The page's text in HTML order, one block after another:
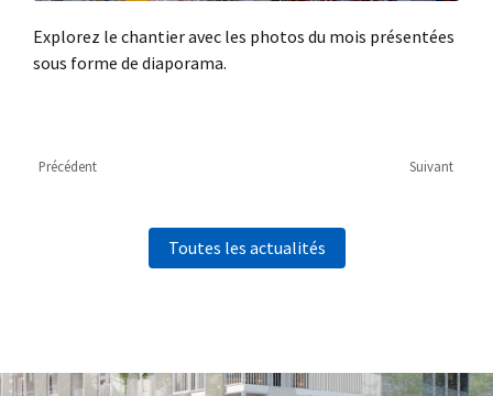
Explorez le chantier avec les photos du mois présentées
sous forme de diaporama.
Précédent Suivant
Toutes les actualités